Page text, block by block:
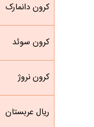
کرون دانمارک
کرون سوئد
کرون نروژ
ریال عربستان